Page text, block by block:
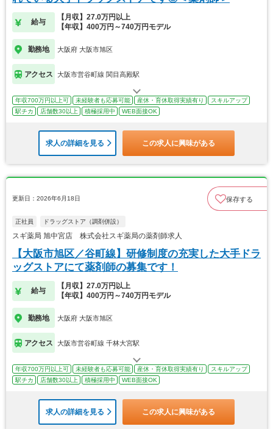
給与
【月収】27.0万円以上
【年収】400万円～740万円モデル
勤務地 大阪府 大阪市旭区
アクセス 大阪市営谷町線 関目高殿駅
年収700万円以上可 未経験者も応募可能 産休・育休取得実績有り
スキルアップ
駅チカ
店舗数30以上 積極採用中 WEB面接OK
求人の詳細を見る この求人に興味がある
更新日：2026年6月18日 保存する
正社員 ドラッグストア（調剤併設）
スギ薬局 旭中宮店 株式会社スギ薬局の薬剤師求人
【大阪市旭区／谷町線】研修制度の充実した大手ドラ
ッグストアにて薬剤師の募集です！
給与
【月収】27.0万円以上
【年収】400万円～740万円モデル
勤務地 大阪府 大阪市旭区
アクセス 大阪市営谷町線 千林大宮駅
年収700万円以上可 未経験者も応募可能 産休・育休取得実績有り
スキルアップ
駅チカ
店舗数30以上 積極採用中 WEB面接OK
求人の詳細を見る この求人に興味がある